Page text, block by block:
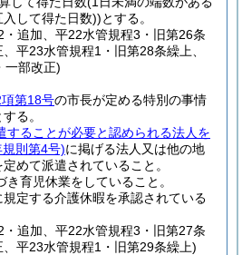
して得た日数))とする。
追加、平22水管規程3・旧第26条
平23水管規程1・旧第28条繰上、
一部改正)
第18号の市長が定める特別の事情
る。
することが必要と認められる法人を
則第4号)に掲げる法人又は他の地
めて派遣されていること。
き育児休業をしていること。
規定する介護休暇を承認されている
追加、平22水管規程3・旧第27条
平23水管規程1・旧第29条繰上)